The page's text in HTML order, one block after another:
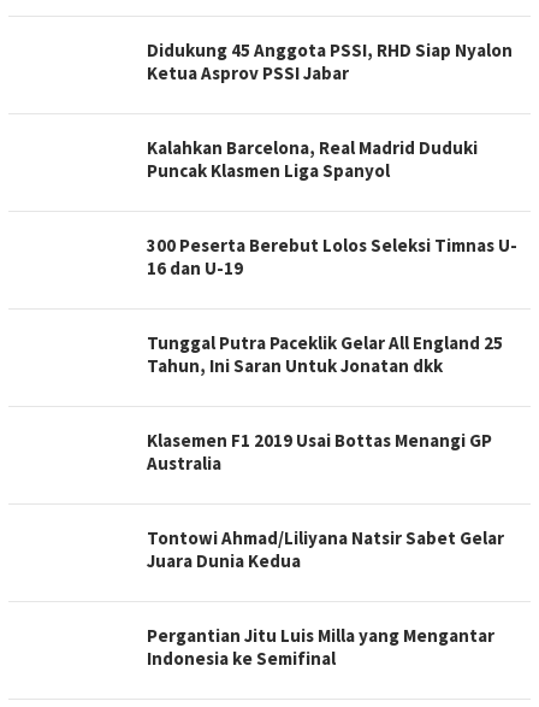
Didukung 45 Anggota PSSI, RHD Siap Nyalon
Ketua Asprov PSSI Jabar
Kalahkan Barcelona, Real Madrid Duduki
Puncak Klasmen Liga Spanyol
300 Peserta Berebut Lolos Seleksi Timnas U-
16 dan U-19
Tunggal Putra Paceklik Gelar All England 25
Tahun, Ini Saran Untuk Jonatan dkk
Klasemen F1 2019 Usai Bottas Menangi GP
Australia
Tontowi Ahmad/Liliyana Natsir Sabet Gelar
Juara Dunia Kedua
Pergantian Jitu Luis Milla yang Mengantar
Indonesia ke Semifinal